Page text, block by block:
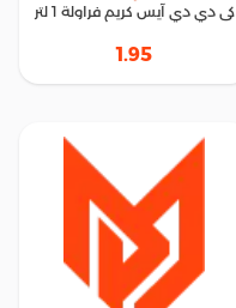
كى دي دي آيس كريم فراولة 1 لتر
1.95